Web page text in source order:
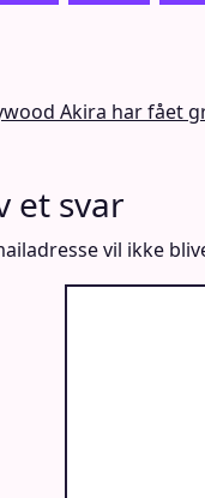
Akira har fået
et svar
vil ikke